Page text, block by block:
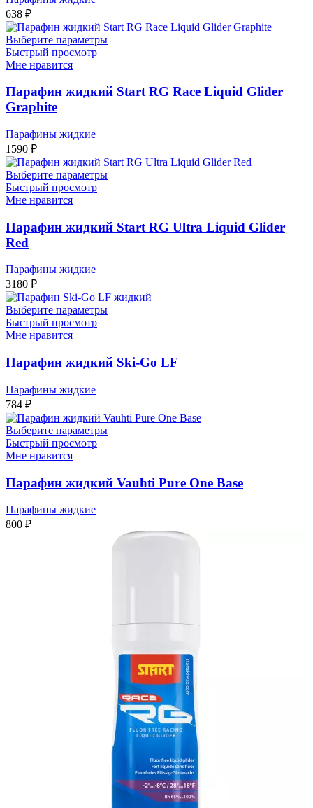
638 ₽
Выберите параметры
Быстрый просмотр
Мне нравится
Парафин жидкий Start RG Race Liquid Glider
Graphite
Парафины жидкие
1590 ₽
Выберите параметры
Быстрый просмотр
Мне нравится
Парафин жидкий Start RG Ultra Liquid Glider
Red
Парафины жидкие
3180 ₽
Выберите параметры
Быстрый просмотр
Мне нравится
Парафин жидкий Ski-Go LF
Парафины жидкие
784 ₽
Выберите параметры
Быстрый просмотр
Мне нравится
Парафин жидкий Vauhti Pure One Base
Парафины жидкие
800 ₽